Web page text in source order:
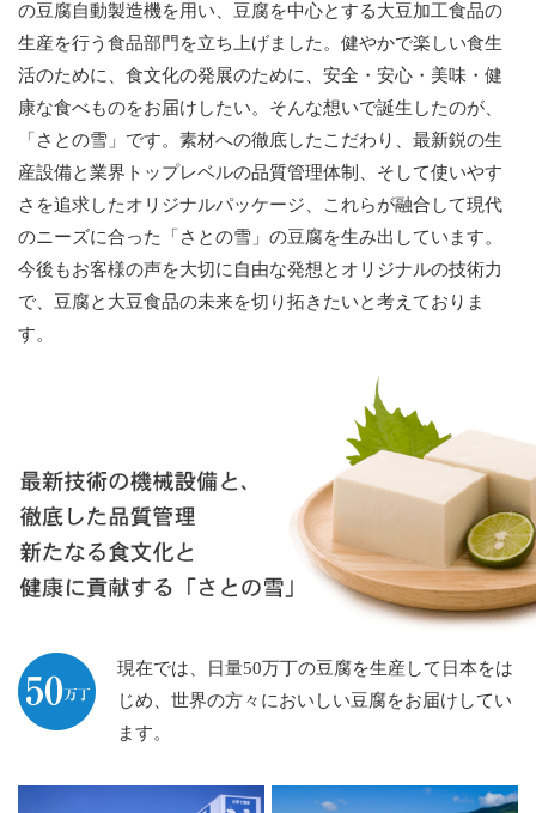
の豆腐自動製造機を用い、豆腐を中心とする大豆加工食品の
生産を行う食品部門を立ち上げました。健やかで楽しい食生
活のために、食文化の発展のために、安全・安心・美味・健
康な食べものをお届けしたい。そんな想いで誕生したのが、
「さとの雪」です。素材への徹底したこだわり、最新鋭の生
産設備と業界トップレベルの品質管理体制、そして使いやす
さを追求したオリジナルパッケージ、これらが融合して現代
のニーズに合った「さとの雪」の豆腐を生み出しています。
今後もお客様の声を大切に自由な発想とオリジナルの技術力
で、豆腐と大豆食品の未来を切り拓きたいと考えておりま
す。
現在では、日量50万丁の豆腐を生産して日本をは
じめ、 世界の方々においしい豆腐をお届けしてい
ます。